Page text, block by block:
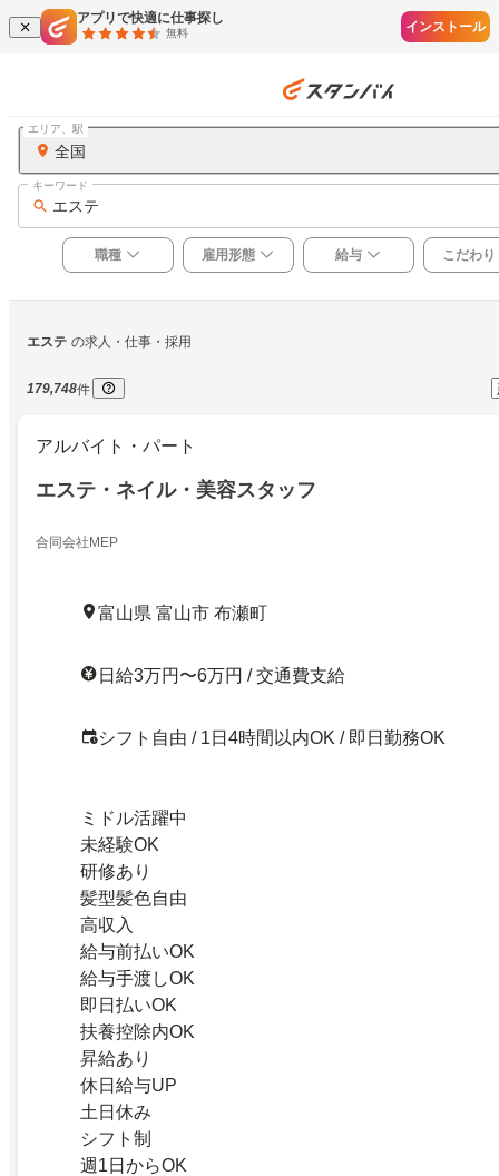
アプリで快適に仕事探し
無料 インストール
全国
エリア、駅
エステ
キーワード
職種 雇用形態 給与 こだわり
エステ の求人・仕事・採用
179,748件
アルバイト・パート
エステ・ネイル・美容スタッフ
合同会社MEP
富山県 富山市 布瀬町
日給3万円〜6万円 / 交通費支給
シフト自由 / 1日4時間以内OK / 即日勤務OK
ミドル活躍中
未経験OK
研修あり
髪型髪色自由
高収入
給与前払いOK
給与手渡しOK
即日払いOK
扶養控除内OK
昇給あり
休日給与UP
土日休み
シフト制
週1日からOK